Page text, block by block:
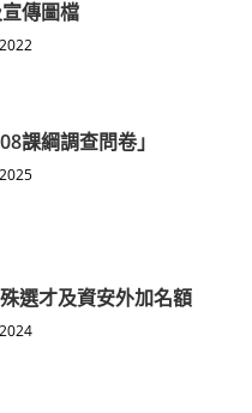
傳圖檔
課綱調查問卷」
選才及資安外加名額